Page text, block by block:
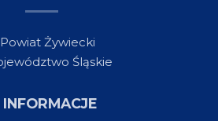
Powiat Żywiecki
Śląskie